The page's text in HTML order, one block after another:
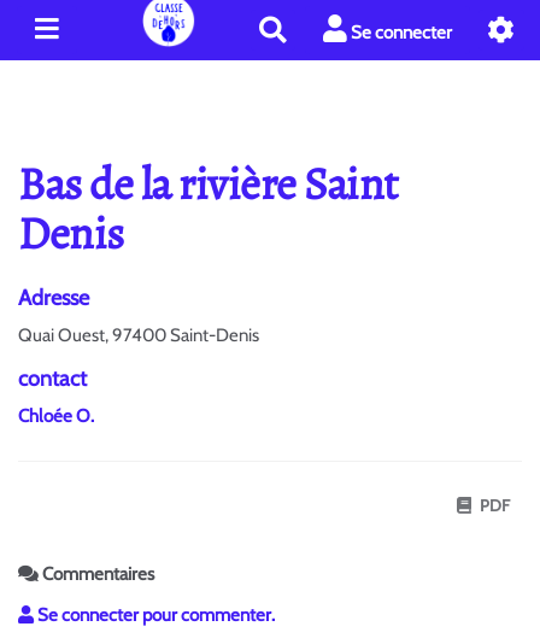
e
c
Se connecter
Bas de la rivière Saint
Denis
Adresse
Quai Ouest, 97400 Saint-Denis
contact
Chloée O.
PDF
Commentaires
Se connecter pour commenter.